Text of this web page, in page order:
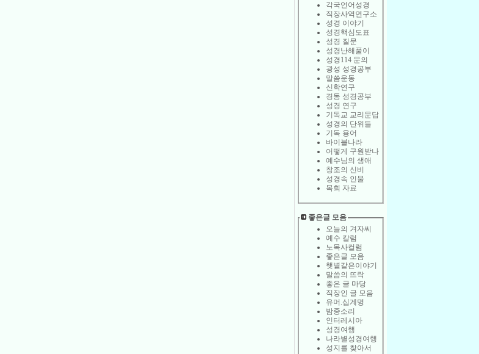
각국언어성경
직장사역연구소
성경 이야기
성경핵심도표
성경 질문
성경난해풀이
성경114 문의
광성 성경공부
말씀운동
신학연구
경동 성경공부
성경 연구
기독교 교리문답
성경의 단위들
기독 용어
바이블나라
어떻게 구원받나
예수님의 생애
창조의 신비
성경속 인물
목회 자료
좋은글 모음
오늘의 겨자씨
예수 칼럼
노목사컬럼
좋은글 모음
햇볕같은이야기
말씀의 뜨락
좋은 글 마당
직장인 글 모음
유머.십계명
밤중소리
인터레시아
성경여행
나라별성경여행
성지를 찾아서